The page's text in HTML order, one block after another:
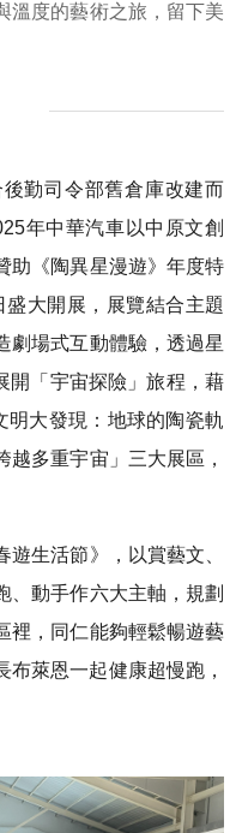
溫度的藝術之旅，留下美
勤司令部舊倉庫改建而
年中華汽車以中原文創
助《陶異星漫遊》年度特
大開展，展覽結合主題
劇場式互動體驗，透過星
開「宇宙探險」旅程，藉
大發現：地球的陶瓷軌
多重宇宙」三大展區，
生活節》，以賞藝文、
、動手作六大主軸，規劃
裡，同仁能夠輕鬆暢遊藝
萊恩一起健康超慢跑，